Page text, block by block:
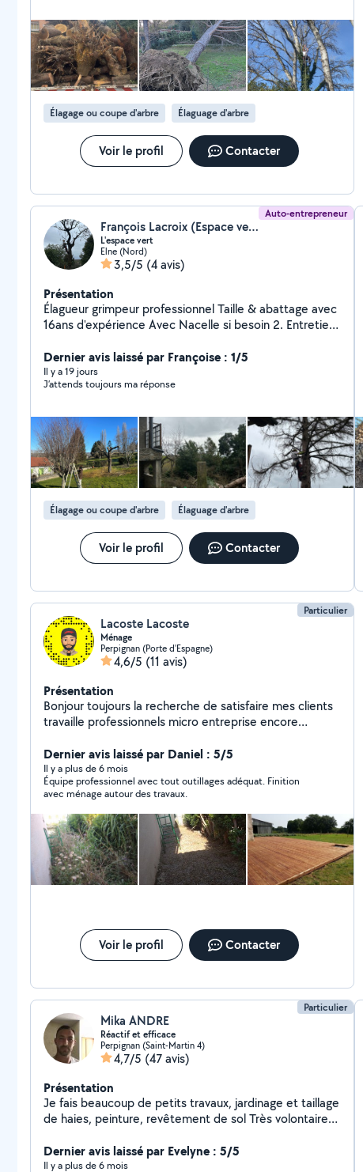
expérimenté : travail sécurisé en hauteur Équipement
professionnel et respect des normes Intervention
rapide et devis gratuit sur place Travaux propres et
soignés Contactez-moi maintenant pour un rendez-
vous rapide ! Votre arbre sécurisé et entretenu en un
seul appel !
Élagage ou coupe d'arbre Élaguage d'arbre
Voir le profil Contacter
Auto-entrepreneur
François Lacroix (Espace vert)
L'espace vert
Elne (Nord)
3,5/5 (4 avis)
Présentation
Élagueur grimpeur professionnel Taille & abattage avec
16ans d'expérience Avec Nacelle si besoin 2. Entretien
Élagage professionnel Grimpe & travaux en hauteur 5.
Élagage, abattage Évacuation des déchets verts et
gravats après intervention Travail soigné et propre
déplacement rapide Pose de benne gravats
encombrants ect pour effectuer vos rénovation ou
autre Merci À bientôt
Dernier avis laissé par Françoise : 1/5
Il y a 19 jours
J’attends toujours ma réponse
Élagage ou coupe d'arbre Élaguage d'arbre
Voir le profil Contacter
Particulier
Lacoste Lacoste
Ménage
Perpignan (Porte d'Espagne)
4,6/5 (11 avis)
Présentation
Bonjour toujours la recherche de satisfaire mes clients
travaille professionnels micro entreprise encore
remise en état et entretien des bâtiments maison
appartement.
Dernier avis laissé par Daniel : 5/5
Il y a plus de 6 mois
Équipe professionnel avec tout outillages adéquat. Finition
avec ménage autour des travaux.
Voir le profil Contacter
Particulier
Mika ANDRE
Réactif et efficace
Perpignan (Saint-Martin 4)
4,7/5 (47 avis)
Présentation
Je fais beaucoup de petits travaux, jardinage et taillage
de haies, peinture, revêtement de sol Très volontaire
Dernier avis laissé par Evelyne : 5/5
Il y a plus de 6 mois